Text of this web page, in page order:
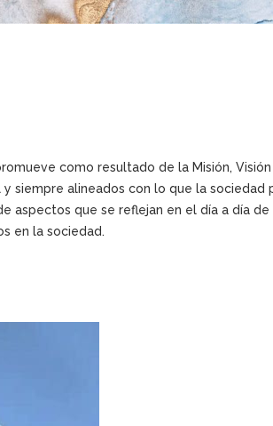
como resultado de la Misión,
alineados con lo que la sociedad
que se reflejan en el día a día
en la sociedad.